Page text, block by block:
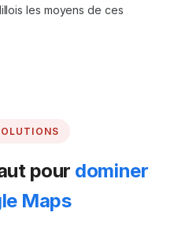
les moyens de ces
pour dominer
Maps